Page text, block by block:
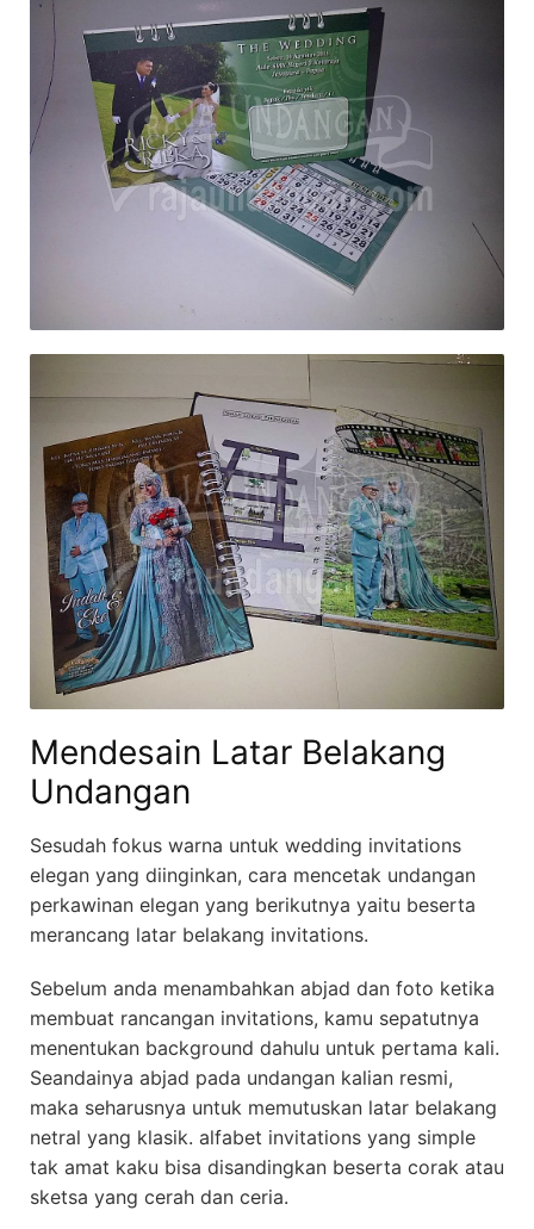
Mendesain Latar Belakang
Undangan
Sesudah fokus warna untuk wedding invitations
elegan yang diinginkan, cara mencetak undangan
perkawinan elegan yang berikutnya yaitu beserta
merancang latar belakang invitations.
Sebelum anda menambahkan abjad dan foto ketika
membuat rancangan invitations, kamu sepatutnya
menentukan background dahulu untuk pertama kali.
Seandainya abjad pada undangan kalian resmi,
maka seharusnya untuk memutuskan latar belakang
netral yang klasik. alfabet invitations yang simple
tak amat kaku bisa disandingkan beserta corak atau
sketsa yang cerah dan ceria.